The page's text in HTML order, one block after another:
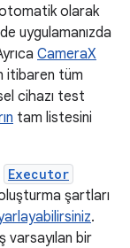
otomatik olarak
uygulamanızda
CameraX
itibaren tüm
cihazı test
tam listesini
Executor
oluşturma şartları
.
varsayılan bir